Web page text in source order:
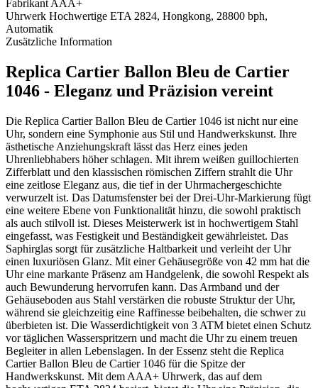
Fabrikant AAA+
Uhrwerk Hochwertige ETA 2824, Hongkong, 28800 bph,
Automatik
Zusätzliche Information
Replica Cartier Ballon Bleu de Cartier
1046 - Eleganz und Präzision vereint
Die Replica Cartier Ballon Bleu de Cartier 1046 ist nicht nur eine
Uhr, sondern eine Symphonie aus Stil und Handwerkskunst. Ihre
ästhetische Anziehungskraft lässt das Herz eines jeden
Uhrenliebhabers höher schlagen. Mit ihrem weißen guillochierten
Zifferblatt und den klassischen römischen Ziffern strahlt die Uhr
eine zeitlose Eleganz aus, die tief in der Uhrmachergeschichte
verwurzelt ist. Das Datumsfenster bei der Drei-Uhr-Markierung fügt
eine weitere Ebene von Funktionalität hinzu, die sowohl praktisch
als auch stilvoll ist. Dieses Meisterwerk ist in hochwertigem Stahl
eingefasst, was Festigkeit und Beständigkeit gewährleistet. Das
Saphirglas sorgt für zusätzliche Haltbarkeit und verleiht der Uhr
einen luxuriösen Glanz. Mit einer Gehäusegröße von 42 mm hat die
Uhr eine markante Präsenz am Handgelenk, die sowohl Respekt als
auch Bewunderung hervorrufen kann. Das Armband und der
Gehäuseboden aus Stahl verstärken die robuste Struktur der Uhr,
während sie gleichzeitig eine Raffinesse beibehalten, die schwer zu
überbieten ist. Die Wasserdichtigkeit von 3 ATM bietet einen Schutz
vor täglichen Wasserspritzern und macht die Uhr zu einem treuen
Begleiter in allen Lebenslagen. In der Essenz steht die Replica
Cartier Ballon Bleu de Cartier 1046 für die Spitze der
Handwerkskunst. Mit dem AAA+ Uhrwerk, das auf dem